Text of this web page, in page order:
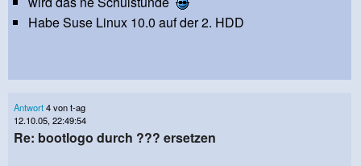
Habe Suse Linux 10.0 auf der 2. HDD
Antwort4 von t-ag
12.10.05, 22:49:54
Re: bootlogo durch ??? ersetzen